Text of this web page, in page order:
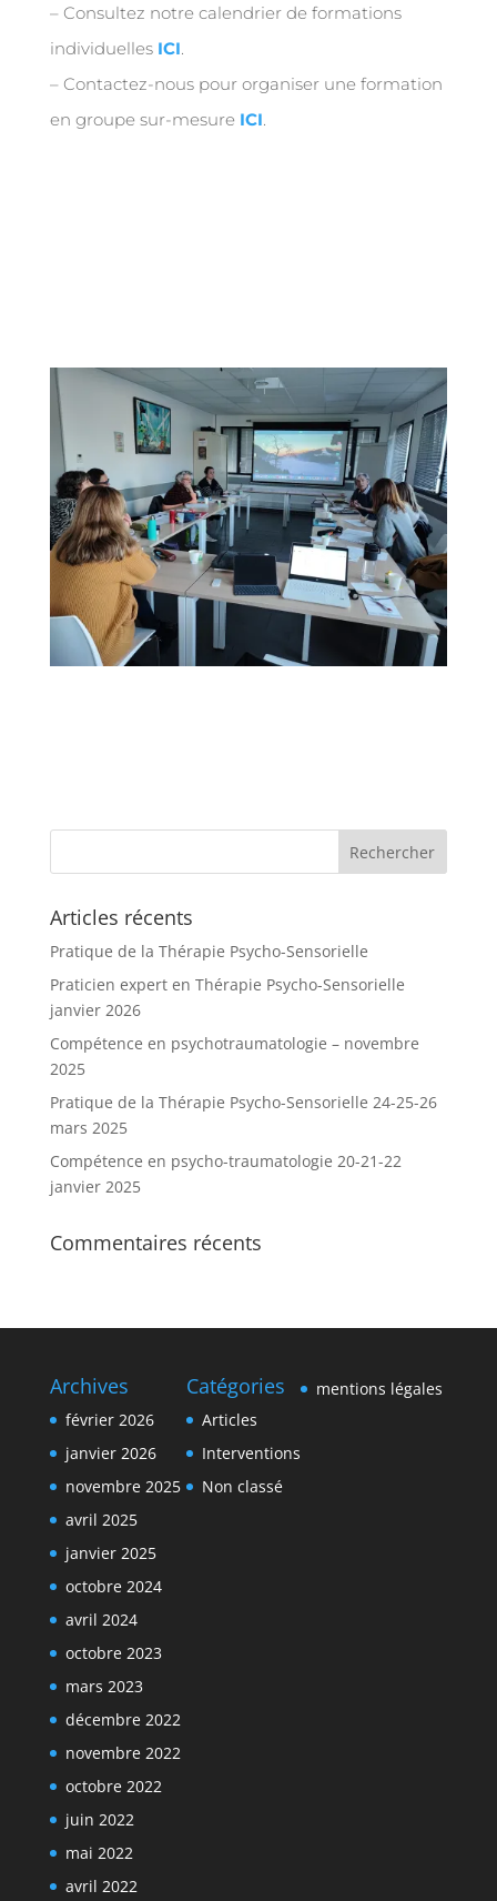
– Consultez notre calendrier de formations
individuelles ICI.
– Contactez-nous pour organiser une formation
en groupe sur-mesure ICI.
Articles récents
Pratique de la Thérapie Psycho-Sensorielle
Praticien expert en Thérapie Psycho-Sensorielle
janvier 2026
Compétence en psychotraumatologie – novembre
2025
Pratique de la Thérapie Psycho-Sensorielle 24-25-26
mars 2025
Compétence en psycho-traumatologie 20-21-22
janvier 2025
Commentaires récents
Archives
février 2026
janvier 2026
novembre 2025
avril 2025
janvier 2025
octobre 2024
avril 2024
octobre 2023
mars 2023
décembre 2022
novembre 2022
octobre 2022
juin 2022
mai 2022
avril 2022
Catégories
Articles
Interventions
Non classé
mentions légales